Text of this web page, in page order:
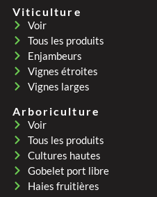
Viticulture
Voir
Tous les produits
Enjambeurs
Vignes étroites
Vignes larges
Arboriculture
Voir
Tous les produits
Cultures hautes
Gobelet port libre
Haies fruitières